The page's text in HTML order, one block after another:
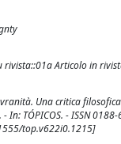
rivista::01a Articolo in
Una critica
- In: TÓPICOS. - ISSN
top.v622i0.1215]